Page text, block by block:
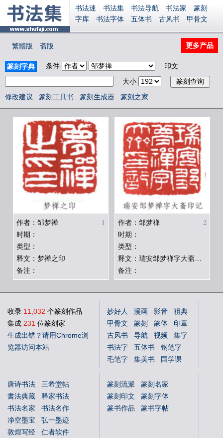
书法迷 书法集 书法导航 书法家
篆刻
字库
书法字体 五体书 古风书
甲骨文
書法视频
字源
国学
古籍
中医 象棋 游戏 电子书
字体下载
免费字体 中文字体
英文字体
Ai矢量
P图宝 南无阿弥陀佛
安全网站
显广告 捐赠 繁體版 登录
繁體版 斋版 更多产品
篆刻字典 条件
印文
大小
修改建议
篆刻工具书 篆刻生成器 篆刻之家
1
作者：邹梦禅
时期：
类型：
释文：梦禅之印
备注：
2
作者：邹梦禅
时期：
类型：
释文：瑞安邹梦禅字大斋印记
备注：
收录 11,032 个篆刻作品
集成 231 位篆刻家
生成出错？请用Chrome浏
览器访问本站
妙好人 漫画 影音
祖典
甲骨文
篆刻 篆体
印章
古风书
导航 视频
集字
书法字
五体书
钢笔字
毛笔字
集美书
国学课
唐诗书法
三希堂帖
書法典藏
释家书法
书法名家
书法名作
净空墨宝
弘一墨迹
敦煌写经
仁者软件
篆刻流派
篆刻名家
篆刻印文
篆刻字体
篆书作品
篆书字帖